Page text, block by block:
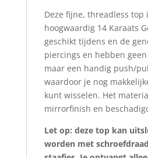
Deze fijne, threadless top
hoogwaardig 14 Karaats
geschikt tijdens en de
piercings en hebben
maar een handig push/
waardoor je nog
kunt wisselen. Het
mirrorfinish en
Let op: deze top kan
worden met